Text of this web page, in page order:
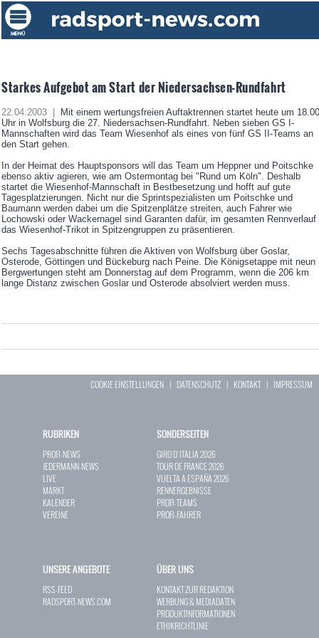
Starkes Aufgebot am Start der Niedersachsen-Rundfahrt
22.04.2003 |
Mit einem wertungsfreien Auftaktrennen startet heute um 18.00
Uhr in Wolfsburg die 27. Niedersachsen-Rundfahrt. Neben sieben GS I-
Mannschaften wird das Team Wiesenhof als eines von fünf GS II-Teams an
den Start gehen.
In der Heimat des Hauptsponsors will das Team um Heppner und Poitschke
ebenso aktiv agieren, wie am Ostermontag bei "Rund um Köln". Deshalb
startet die Wiesenhof-Mannschaft in Bestbesetzung und hofft auf gute
Tagesplatzierungen. Nicht nur die Sprintspezialisten um Poitschke und
Baumann werden dabei um die Spitzenplätze streiten, auch Fahrer wie
Lochowski oder Wackernagel sind Garanten dafür, im gesamten Rennverlauf
das Wiesenhof-Trikot in Spitzengruppen zu präsentieren.
Sechs Tagesabschnitte führen die Aktiven von Wolfsburg über Goslar,
Osterode, Göttingen und Bückeburg nach Peine. Die Königsetappe mit neun
Bergwertungen steht am Donnerstag auf dem Programm, wenn die 206 km
lange Distanz zwischen Goslar und Osterode absolviert werden muss.
COOKIE EINSTELLUNGEN | DATENSCHUTZ | KONTAKT| IMPRESSUM
RUBRIKEN
PROFI-NEWS
JEDERMANN-NEWS
LIVE
MARKT
KALENDER
VEREINE
SONDERSEITEN
GIRO D`ITALIA 2026
TOUR DE FRANCE 2026
VUELTA A ESPAÑA 2026
RENNERGEBNISSE
PROFI-TEAMS
PROFI-FAHRER
UNSERE ANGEBOTE
RSS-FEED
RADSPORT-NEWS.COM
ÜBER UNS
KONTAKT ZUR REDAKTION
WERBUNG & MEDIADATEN
PRODUKTINFORMATIONEN
ETHIKRICHTLINIE